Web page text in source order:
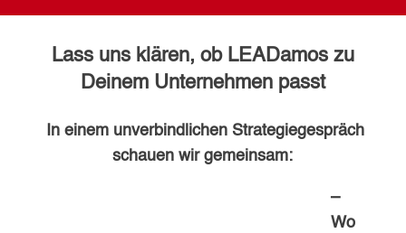
Lass uns klären, ob LEADamos zu
Deinem Unternehmen passt
In einem unverbindlichen Strategiegespräch
schauen wir gemeinsam:
–
Wo